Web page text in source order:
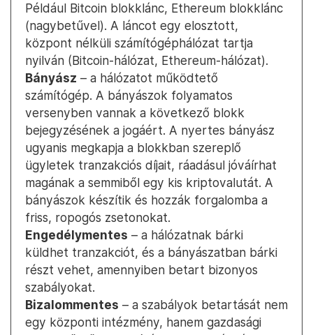
Például Bitcoin blokklánc, Ethereum blokklánc
(nagybetűvel). A láncot egy elosztott,
központ nélküli számítógéphálózat tartja
nyilván (Bitcoin-hálózat, Ethereum-hálózat).
Bányász – a hálózatot működtető
számítógép. A bányászok folyamatos
versenyben vannak a következő blokk
bejegyzésének a jogáért. A nyertes bányász
ugyanis megkapja a blokkban szereplő
ügyletek tranzakciós díjait, ráadásul jóváírhat
magának a semmiből egy kis kriptovalutát. A
bányászok készítik és hozzák forgalomba a
friss, ropogós zsetonokat.
Engedélymentes – a hálózatnak bárki
küldhet tranzakciót, és a bányászatban bárki
részt vehet, amennyiben betart bizonyos
szabályokat.
Bizalommentes – a szabályok betartását nem
egy központi intézmény, hanem gazdasági